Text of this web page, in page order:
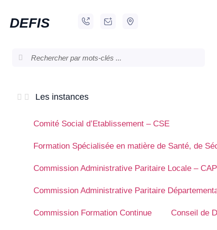
DEFIS
Les instances
Comité Social d’Etablissement – CSE
Formation Spécialisée en matière de Santé, de
Commission Administrative Paritaire Locale –
Commission Administrative Paritaire
Commission Formation Continue Conseil de